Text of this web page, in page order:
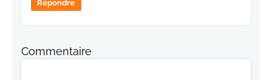
Répondre
Commentaire